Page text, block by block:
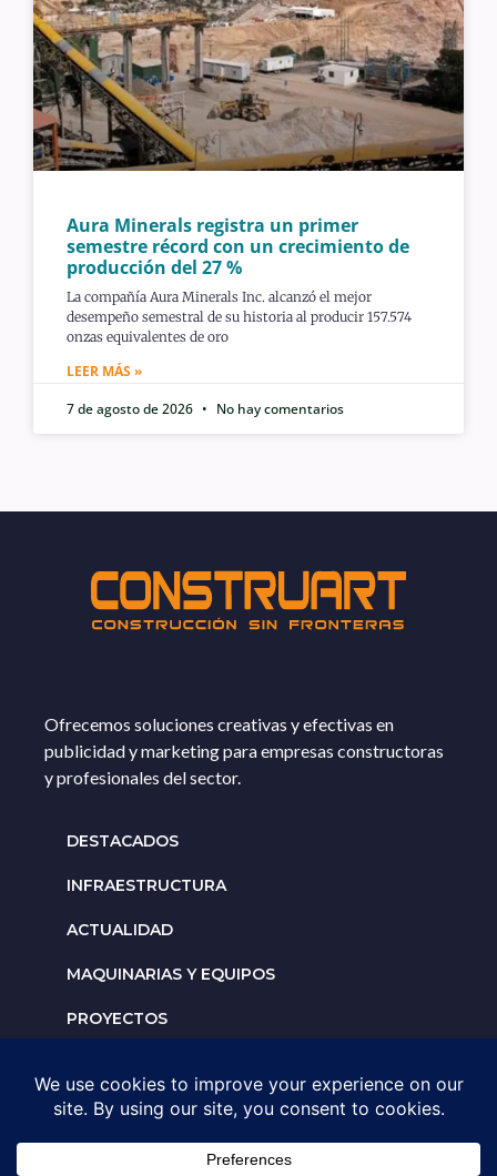
Aura Minerals registra un primer
semestre récord con un crecimiento de
producción del 27 %
La compañía Aura Minerals Inc. alcanzó el mejor
desempeño semestral de su historia al producir 157.574
onzas equivalentes de oro
LEER MÁS »
7 de agosto de 2026
No hay comentarios
Ofrecemos soluciones creativas y efectivas en
publicidad y marketing para empresas constructoras
y profesionales del sector.
DESTACADOS
INFRAESTRUCTURA
ACTUALIDAD
MAQUINARIAS Y EQUIPOS
PROYECTOS
Solicita un espacio para
tu negocio